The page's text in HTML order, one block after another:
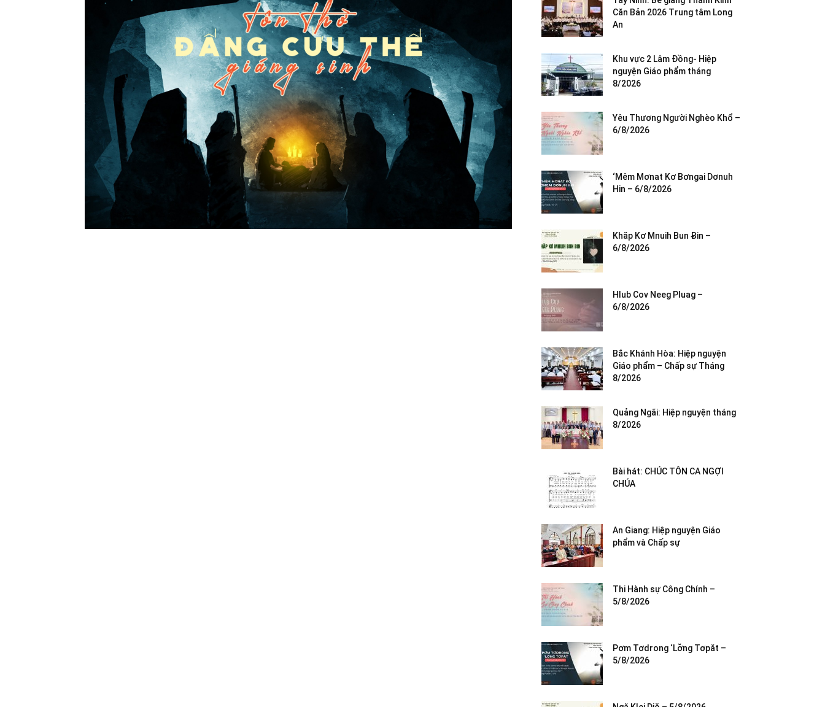
Việt
Nam
Căn Bản 2026 Trung tâm Long
An
Khu vực 2 Lâm Đồng- Hiệp
nguyện Giáo phẩm tháng
8/2026
Yêu Thương Người Nghèo Khổ –
6/8/2026
‘Mêm Mơnat Kơ Bơngai Dơnuh
Hin – 6/8/2026
Khăp Kơ Mnuih Bun Ƀin –
6/8/2026
Hlub Cov Neeg Pluag –
6/8/2026
Bắc Khánh Hòa: Hiệp nguyện
Giáo phẩm – Chấp sự Tháng
8/2026
Quảng Ngãi: Hiệp nguyện tháng
8/2026
Bài hát: CHÚC TÔN CA NGỢI
CHÚA
An Giang: Hiệp nguyện Giáo
phẩm và Chấp sự
Thi Hành sự Công Chính –
5/8/2026
Pơm Tơdrong ‘Lơ̆ng Tơpăt –
5/8/2026